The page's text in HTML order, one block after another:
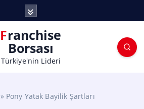
Franchise
Borsası
Türkiye'nin Lideri
» Pony Yatak Bayilik Şartları